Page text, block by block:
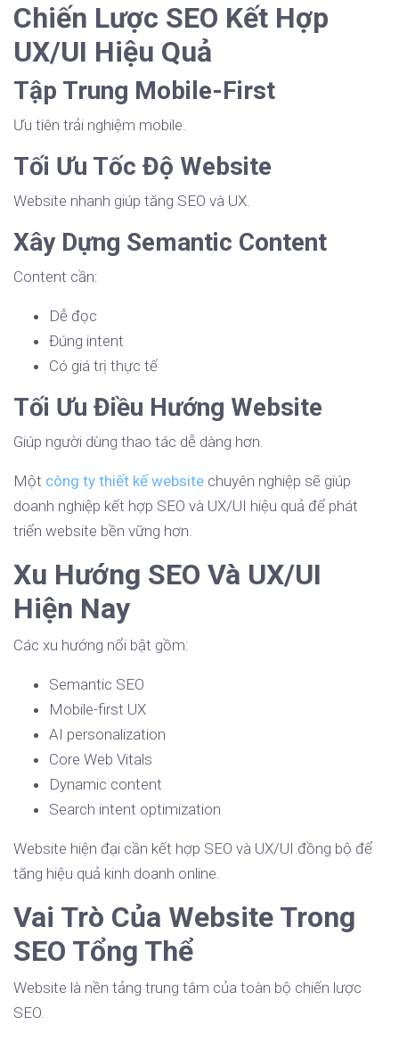
Chiến Lược SEO Kết Hợp
UX/UI Hiệu Quả
Tập Trung Mobile-First
Ưu tiên trải nghiệm mobile.
Tối Ưu Tốc Độ Website
Website nhanh giúp tăng SEO và UX.
Xây Dựng Semantic Content
Content cần:
Dễ đọc
Đúng intent
Có giá trị thực tế
Tối Ưu Điều Hướng Website
Giúp người dùng thao tác dễ dàng hơn.
Một công ty thiết kế website chuyên nghiệp sẽ giúp
doanh nghiệp kết hợp SEO và UX/UI hiệu quả để phát
triển website bền vững hơn.
Xu Hướng SEO Và UX/UI
Hiện Nay
Các xu hướng nổi bật gồm:
Semantic SEO
Mobile-first UX
AI personalization
Core Web Vitals
Dynamic content
Search intent optimization
Website hiện đại cần kết hợp SEO và UX/UI đồng bộ để
tăng hiệu quả kinh doanh online.
Vai Trò Của Website Trong
SEO Tổng Thể
Website là nền tảng trung tâm của toàn bộ chiến lược
SEO.